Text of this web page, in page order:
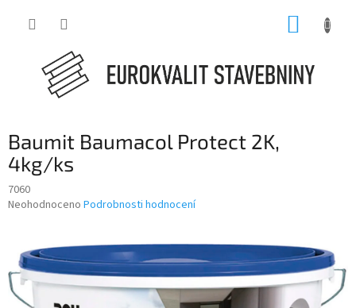
Baumit Baumacol Protect 2K,
4kg/ks
7060
Průměrné
0,0
z
5
Neohodnoceno Podrobnosti hodnocení